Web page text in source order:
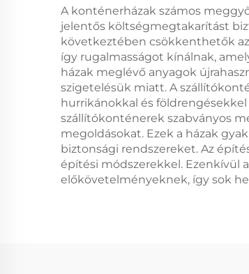
A konténerházak számos
jelentős költségmegtakarítást
következtében csökkenthetők
így rugalmasságot kínálnak,
házak meglévő anyagok
szigetelésük miatt. A
hurrikánokkal és
szállítókonténerek szabványos
megoldásokat. Ezek a házak
biztonsági rendszereket. Az
építési módszerekkel. Ezenkívül
előkövetelményeknek, így sok